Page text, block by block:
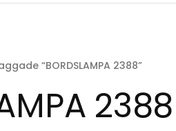
“BORDSLAMPA 2388”
2388